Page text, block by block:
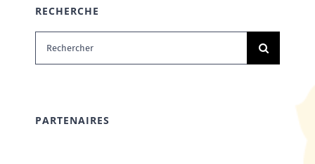
RECHERCHE
Rechercher:
PARTENAIRES